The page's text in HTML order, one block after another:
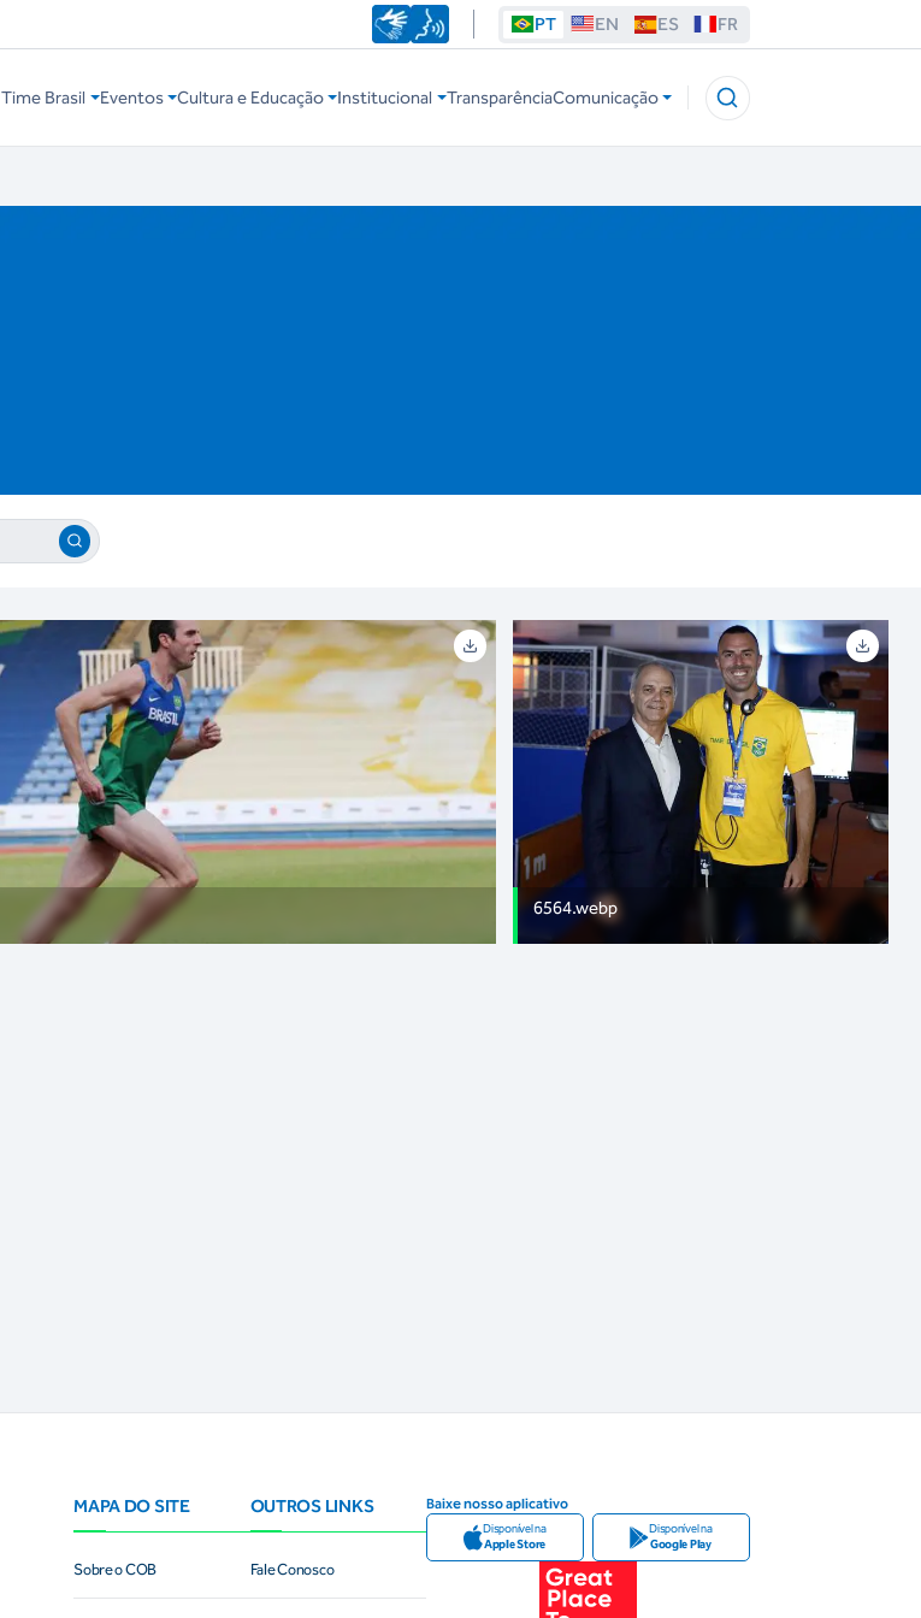
PT EN ES FR
Time Brasil Eventos Cultura e Educação Institucional TransparênciaComunicação
6564.webp
MAPA DO SITE
Sobre o COB
OUTROS LINKS
Fale Conosco
Baixe nosso aplicativo
Disponível na
Apple Store
Disponível na
Google Play